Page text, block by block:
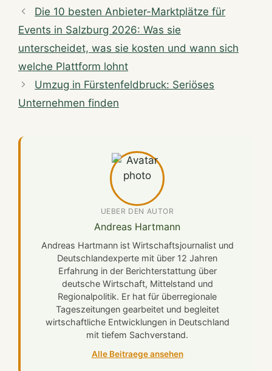
Die 10 besten Anbieter-Marktplätze für
Events in Salzburg 2026: Was sie
unterscheidet, was sie kosten und wann sich
welche Plattform lohnt
Umzug in Fürstenfeldbruck: Seriöses
Unternehmen finden
UEBER DEN AUTOR
Andreas Hartmann
Andreas Hartmann ist Wirtschaftsjournalist und
Deutschlandexperte mit über 12 Jahren
Erfahrung in der Berichterstattung über
deutsche Wirtschaft, Mittelstand und
Regionalpolitik. Er hat für überregionale
Tageszeitungen gearbeitet und begleitet
wirtschaftliche Entwicklungen in Deutschland
mit tiefem Sachverstand.
Alle Beitraege ansehen